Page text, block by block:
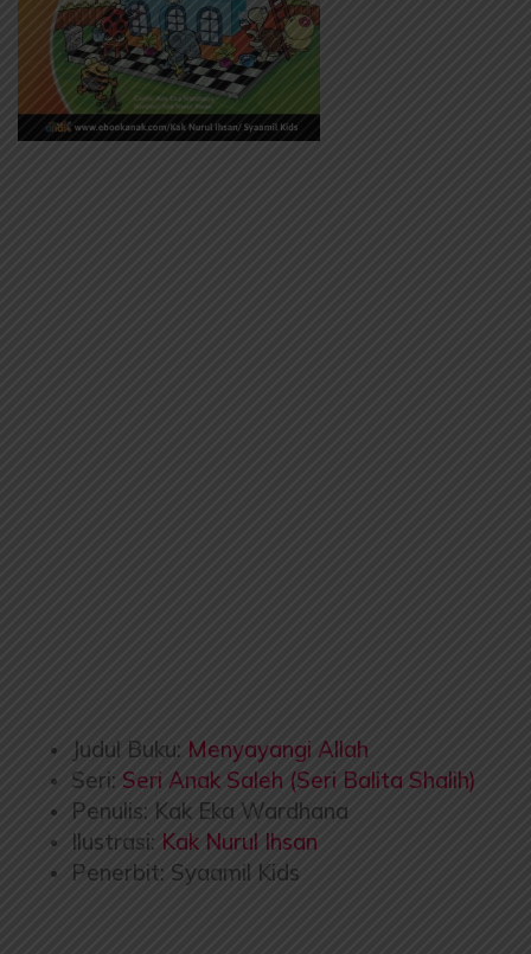
Judul Buku: Menyayangi Allah
Seri: Seri Anak Saleh (Seri Balita Shalih)
Penulis: Kak Eka Wardhana
Ilustrasi: Kak Nurul Ihsan
Penerbit: Syaamil Kids